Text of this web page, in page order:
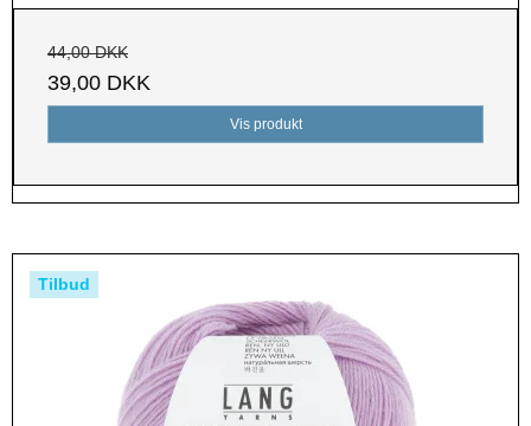
44,00 DKK
39,00 DKK
Vis produkt
Tilbud